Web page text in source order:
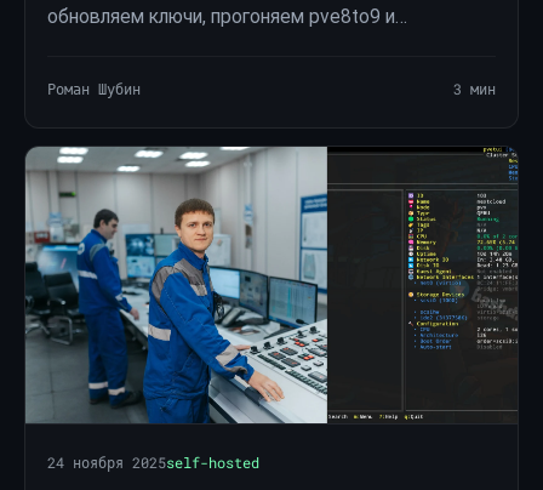
обновляем ключи, прогоняем pve8to9 и
превратился в …
Роман Шубин 3 мин
24 ноября 2025self-hosted